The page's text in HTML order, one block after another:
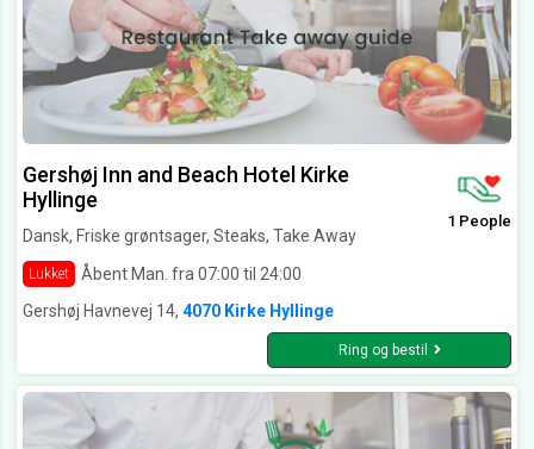
Gershøj Inn and Beach Hotel Kirke
Hyllinge
Dansk, Friske grøntsager, Steaks, Take Away
Lukket Åbent Man. fra 07:00 til 24:00
1 People
Gershøj Havnevej 14, 4070 Kirke Hyllinge
Ring og bestil